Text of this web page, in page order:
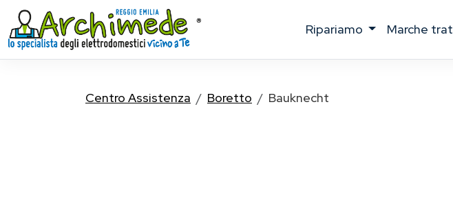
ripariamo marche
Centro Assistenza Boretto Bauknecht